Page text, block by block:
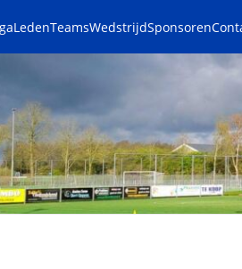
LedenTeamsWedstrijdSponsoren